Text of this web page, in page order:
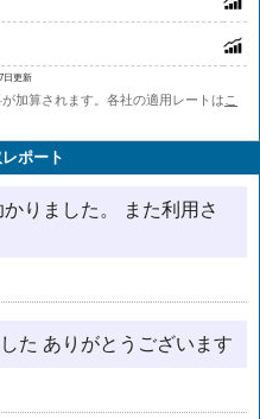
日更新
加算されます。各社の適用レートは こ
ポート
りました。 また利用さ
た ありがとうございます